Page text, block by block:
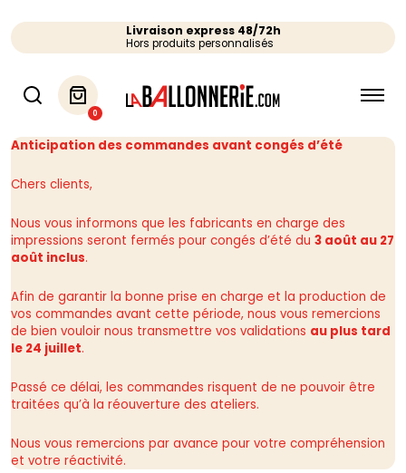
Livraison express 48/72h
Hors produits personnalisés
0
Anticipation des commandes avant congés d’été
Chers clients,
Nous vous informons que les fabricants en charge des
impressions seront fermés pour congés d’été du 3 août au 27
août inclus.
Afin de garantir la bonne prise en charge et la production de
vos commandes avant cette période, nous vous remercions
de bien vouloir nous transmettre vos validations au plus tard
le 24 juillet.
Passé ce délai, les commandes risquent de ne pouvoir être
traitées qu’à la réouverture des ateliers.
Nous vous remercions par avance pour votre compréhension
et votre réactivité.